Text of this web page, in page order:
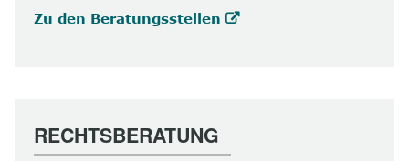
Zu den Beratungsstellen
RECHTSBERATUNG